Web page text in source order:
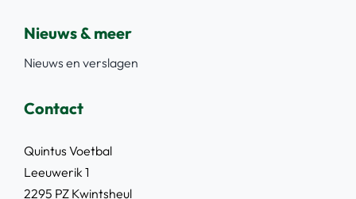
Nieuws & meer
Nieuws en verslagen
Contact
Quintus Voetbal
Leeuwerik 1
2295 PZ Kwintsheul